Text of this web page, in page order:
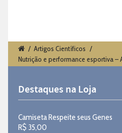
/ Artigos Científicos /
Nutrição e performance esportiva –
Destaques na Loja
Camiseta Respeite seus Genes
R$ 35,00